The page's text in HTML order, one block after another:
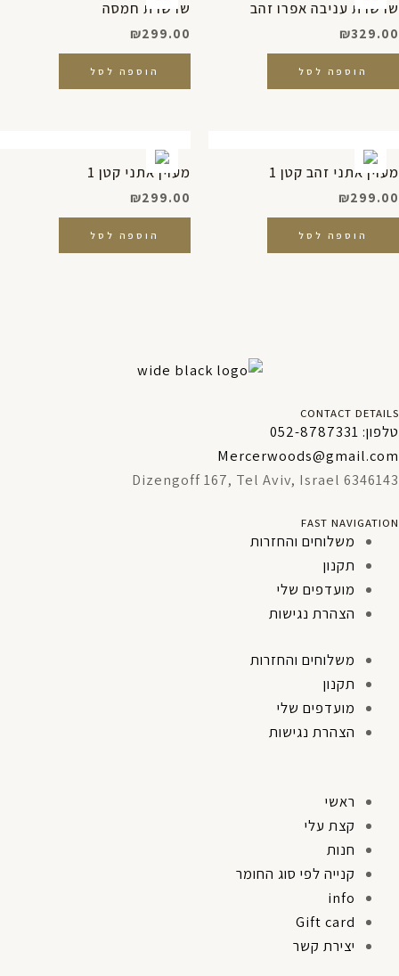
שרשרת עניבה אפרו זהב
₪329.00
הוספה לסל
שרשרת חמסה
₪299.00
הוספה לסל
מעוין אתני זהב קטן 1
₪299.00
הוספה לסל
מעוין אתני קטן 1
₪299.00
הוספה לסל
CONTACT DETAILS
טלפון: 052-8787331
Mercerwoods@gmail.com
Dizengoff 167, Tel Aviv, Israel 6346143
FAST NAVIGATION
משלוחים והחזרות
תקנון
מועדפים שלי
הצהרת נגישות
משלוחים והחזרות
תקנון
מועדפים שלי
הצהרת נגישות
ראשי
קצת עלי
חנות
קנייה לפי סוג החומר
info
Gift card
יצירת קשר